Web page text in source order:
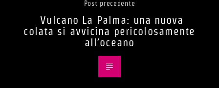
Post precedente
Vulcano La Palma: una nuova
colata si avvicina pericolosamente
all’oceano